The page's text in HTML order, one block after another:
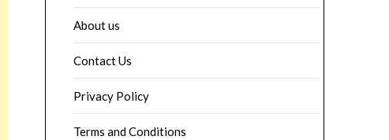
About us
Contact Us
Privacy Policy
Terms and Conditions